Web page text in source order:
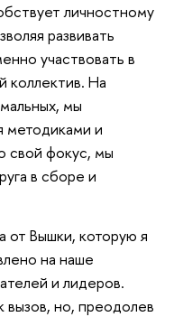
личностному
развивать
участвовать в
коллектив. На
мы
методиками и
свой фокус, мы
в сборе и
Вышки, которую я
на наше
и лидеров.
вызов, но, преодолев